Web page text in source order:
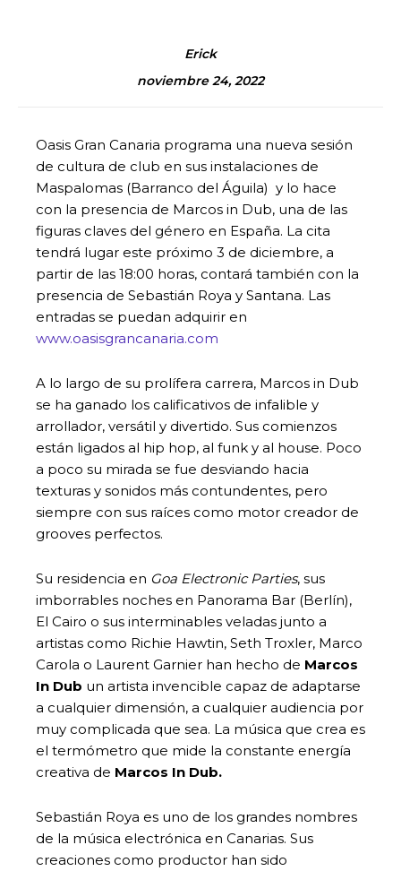
Erick
noviembre 24, 2022
Oasis Gran Canaria programa una nueva sesión
de cultura de club en sus instalaciones de
Maspalomas (Barranco del Águila) y lo hace
con la presencia de Marcos in Dub, una de las
figuras claves del género en España. La cita
tendrá lugar este próximo 3 de diciembre, a
partir de las 18:00 horas, contará también con la
presencia de Sebastián Roya y Santana. Las
entradas se puedan adquirir en
www.oasisgrancanaria.com
A lo largo de su prolífera carrera, Marcos in Dub
se ha ganado los calificativos de infalible y
arrollador, versátil y divertido. Sus comienzos
están ligados al hip hop, al funk y al house. Poco
a poco su mirada se fue desviando hacia
texturas y sonidos más contundentes, pero
siempre con sus raíces como motor creador de
grooves perfectos.
Su residencia en Goa Electronic Parties, sus
imborrables noches en Panorama Bar (Berlín),
El Cairo o sus interminables veladas junto a
artistas como Richie Hawtin, Seth Troxler, Marco
Carola o Laurent Garnier han hecho de Marcos
In Dub un artista invencible capaz de adaptarse
a cualquier dimensión, a cualquier audiencia por
muy complicada que sea. La música que crea es
el termómetro que mide la constante energía
creativa de Marcos In Dub.
Sebastián Roya es uno de los grandes nombres
de la música electrónica en Canarias. Sus
creaciones como productor han sido